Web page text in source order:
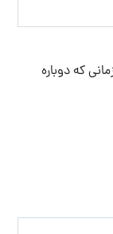
که دوباره